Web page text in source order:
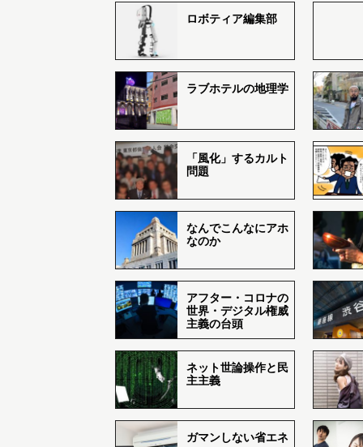
ロボティア編集部
ラブホテルの地理学
「風化」するカルト
問題
なんでこんなにアホ
なのか
アフター・コロナの
世界・デジタル権威
主義の台頭
ネット世論操作と民
主主義
ガマンしない省エネ